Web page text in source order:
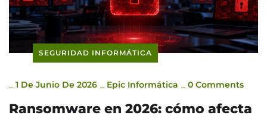
SEGURIDAD INFORMÁTICA
1 De Junio De 2026 Epic Informática 0 Comments
Ransomware en 2026: cómo afecta